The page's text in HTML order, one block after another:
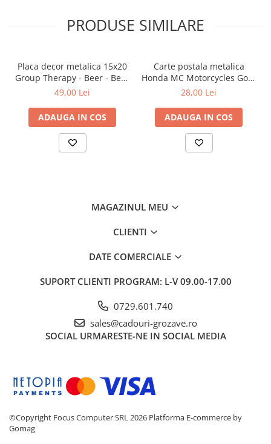
PRODUSE SIMILARE
Placa decor metalica 15x20
Group Therapy - Beer - Bere
- Terapie de grup
49,00 Lei
ADAUGA IN COS
Carte postala metalica
Honda MC Motorcycles Gold
- Sigla Honda Moto pe
28,00 Lei
ADAUGA IN COS
MAGAZINUL MEU
CLIENTI
DATE COMERCIALE
SUPORT CLIENTI PROGRAM: L-V 09.00-17.00
0729.601.740
sales@cadouri-grozave.ro
SOCIAL URMARESTE-NE IN SOCIAL MEDIA
©Copyright Focus Computer SRL 2026 Platforma E-commerce by
Gomag